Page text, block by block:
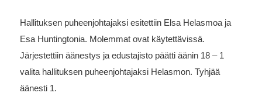
Hallituksen puheenjohtajaksi esitettiin Elsa Helasmoa ja
Esa Huntingtonia. Molemmat ovat käytettävissä.
Järjestettiin äänestys ja edustajisto päätti äänin 18 – 1
valita hallituksen puheenjohtajaksi Helasmon. Tyhjää
äänesti 1.